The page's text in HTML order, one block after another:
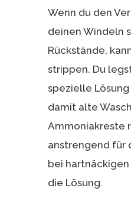
Wenn du den
deinen Windeln
Rückstände,
strippen. Du
spezielle
damit alte
Ammoniakreste
anstrengend für
bei
die Lösung.